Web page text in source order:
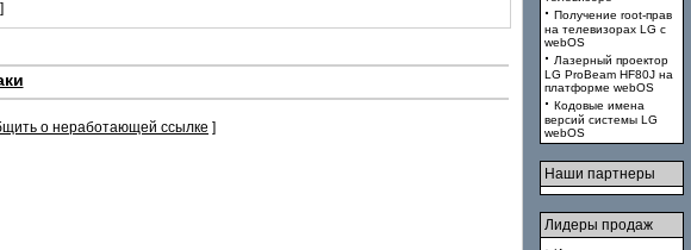
о неработающей ссылке ]
· Получение root-прав
на телевизорах LG с
webOS
· Лазерный проектор
LG ProBeam HF80J на
платформе webOS
· Кодовые имена
версий системы LG
webOS
Наши партнеры
Лидеры продаж